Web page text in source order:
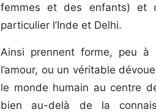
femmes et des enfants) et
particulier l’Inde et Delhi.
Ainsi prennent forme, peu
l’amour, ou un véritable
le monde humain au centre
bien au-delà de la